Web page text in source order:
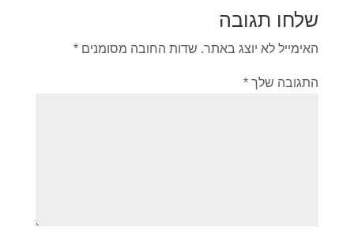
שלחו תגובה
האימייל לא יוצג באתר. שדות החובה מסומנים *
התגובה שלך *